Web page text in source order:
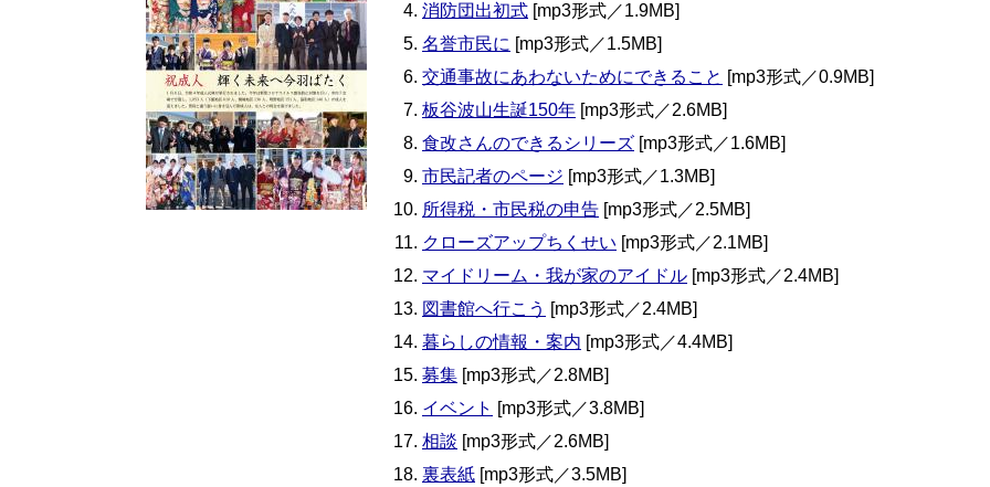
消防団出初式 [mp3形式／1.9MB]
名誉市民に [mp3形式／1.5MB]
交通事故にあわないためにできること [mp3形式／0.9MB]
板谷波山生誕150年 [mp3形式／2.6MB]
食改さんのできるシリーズ [mp3形式／1.6MB]
市民記者のページ [mp3形式／1.3MB]
所得税・市民税の申告 [mp3形式／2.5MB]
クローズアップちくせい [mp3形式／2.1MB]
マイドリーム・我が家のアイドル [mp3形式／2.4MB]
図書館へ行こう [mp3形式／2.4MB]
暮らしの情報・案内 [mp3形式／4.4MB]
募集 [mp3形式／2.8MB]
イベント [mp3形式／3.8MB]
相談 [mp3形式／2.6MB]
裏表紙 [mp3形式／3.5MB]